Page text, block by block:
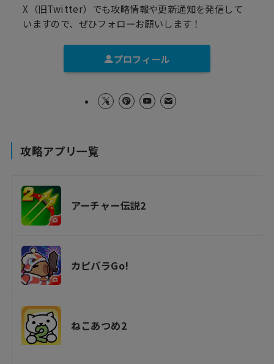
X（旧Twitter）でも攻略情報や更新通知を発信して
いますので、ぜひフォローお願いします！
プロフィール
攻略アプリ一覧
アーチャー伝説2
カピバラGo!
ねこあつめ2